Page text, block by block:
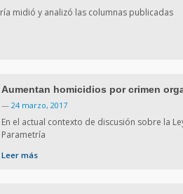
midió y analizó las columnas publicadas
Aumentan homicidios por crimen
— 24 marzo, 2017
En el actual contexto de discusión sobre la
Parametría
Leer más